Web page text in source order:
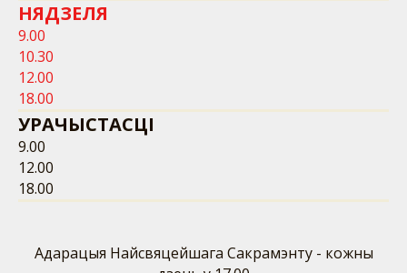
НЯДЗЕЛЯ
9.00
10.30
12.00
18.00
УРАЧЫСТАСЦІ
9.00
12.00
18.00
Адарацыя Найсвяцейшага Сакрамэнту - кожны